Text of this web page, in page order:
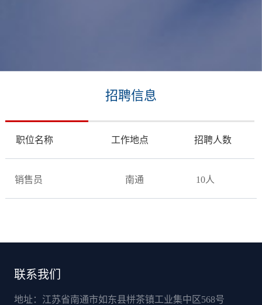
招聘信息
职位名称 工作地点 招聘人数
销售员 南通 10人
联系我们
地址：江苏省南通市如东县栟茶镇工业集中区568号